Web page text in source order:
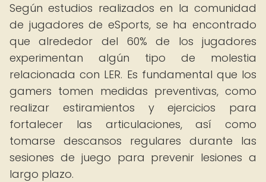
Según estudios realizados en la comunidad
de jugadores de eSports, se ha encontrado
que alrededor del 60% de los jugadores
experimentan algún tipo de molestia
relacionada con LER. Es fundamental que los
gamers tomen medidas preventivas, como
realizar estiramientos y ejercicios para
fortalecer las articulaciones, así como
tomarse descansos regulares durante las
sesiones de juego para prevenir lesiones a
largo plazo.